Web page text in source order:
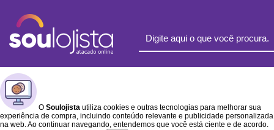
O Soulojista utiliza cookies e outras tecnologias para melhorar sua
experiência de compra, incluindo conteúdo relevante e publicidade personalizada
na web. Ao continuar navegando, entendemos que você está ciente e de acordo.